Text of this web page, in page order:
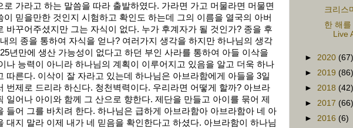
로 가라고 하는 말씀을 따라 출발하였다. 가라면 가고 머물라면 머물면
이 믿을만한 것인지 시험하고 확인도 하는데 그의 이름을 열국의 아버
바꾸어주셨지만 그는 자식이 없다. 누가 후계자가 될 것인가? 종을 후
의 종을 통하여 자식을 얻나? 여러가지 생각을 하지만 하나님의 생각
년만에 생산 가능성이 없다고 하던 부인 사라를 통하여 아들 이삭을
나 능력이 아니라 하나님의 계획이 이루어지고 있음을 알고 더욱 하나
따른다. 이삭이 잘 자라고 있는데 하나님은 아브라함에게 아들을 3일
번제로 드리라 하신다. 청천벽력이다. 우리라면 어떻게 할까? 아브라
일어나 아이와 함께 그 산으로 향한다. 제단을 만들고 아이를 묶어 제
들어 그를 바치려 한다. 하나님은 급하게 아브라함아 아브라함아 네 아
대지 말라 이제 내가 네 믿음을 확인한다고 하셨다. 아브라함이 하나님
크리스
한 해를
Live
► 2020 (67)
► 2019 (86)
► 2018 (42)
► 2017 (66)
► 2016 (6)